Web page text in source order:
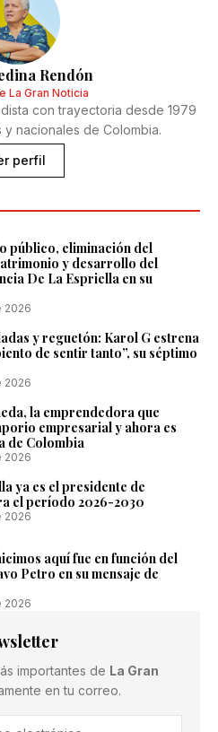
público, eliminación del
y desarrollo del
De La Espriella en su
2026
y reguetón: Karol G estrena
de sentir tanto”, su séptimo
2026
la emprendedora que
empresarial y ahora es
de Colombia
2026
ya es el presidente de
el período 2026-2030
2026
aquí fue en función del
Petro en su mensaje de
2026
Rendón
La Gran Noticia
con trayectoria desde 1979
nacionales de Colombia.
perfil
importantes de La Gran
en tu correo.